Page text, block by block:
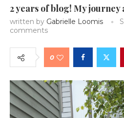
2 years of blog! My journey
written by Gabrielle Loomis
comments
0